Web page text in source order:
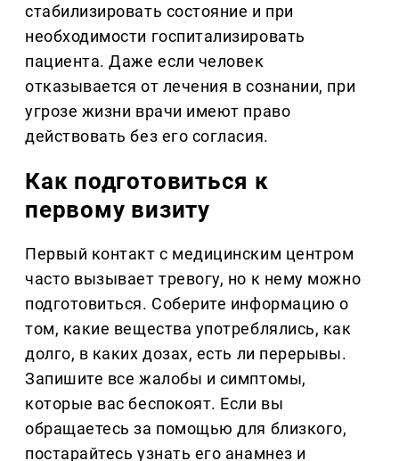
стабилизировать состояние и при
необходимости госпитализировать
пациента. Даже если человек
отказывается от лечения в сознании, при
угрозе жизни врачи имеют право
действовать без его согласия.
Как подготовиться к
первому визиту
Первый контакт с медицинским центром
часто вызывает тревогу, но к нему можно
подготовиться. Соберите информацию о
том, какие вещества употреблялись, как
долго, в каких дозах, есть ли перерывы.
Запишите все жалобы и симптомы,
которые вас беспокоят. Если вы
обращаетесь за помощью для близкого,
постарайтесь узнать его анамнез и